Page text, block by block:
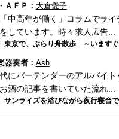
ＡＦＰ： 大倉愛子
中高年が働く」コラムでラ
しています。時々求人広告...
東京で、ぶらり舟散歩 ～います
器奏者： Ash
にバーテンダーのアルバイト
酒の記事を書いていた流れ...
サンライズを浴びながら夜行寝台